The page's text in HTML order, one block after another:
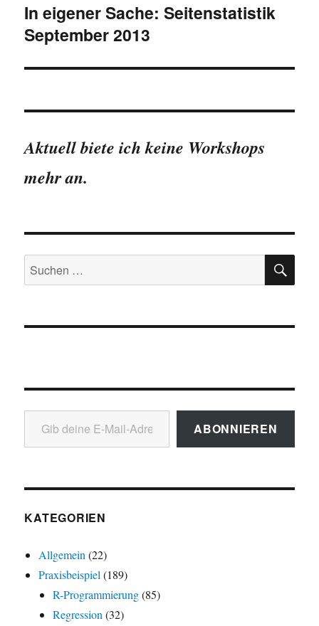
In eigener Sache: Seitenstatistik
September 2013
Aktuell biete ich keine Workshops
mehr an.
Suchen
nach:
Gib deine E-Mail-Adresse ein ...
ABONNIEREN
KATEGORIEN
Allgemein (22)
Praxisbeispiel (189)
R-Programmierung(85)
Regression (32)